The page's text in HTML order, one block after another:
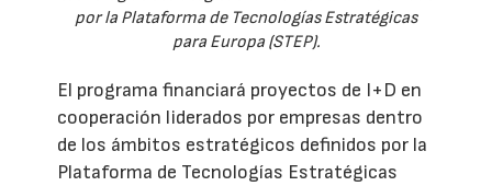
por la Plataforma de Tecnologías Estratégicas
para Europa (STEP).
El programa financiará proyectos de I+D en
cooperación liderados por empresas dentro
de los ámbitos estratégicos definidos por la
Plataforma de Tecnologías Estratégicas